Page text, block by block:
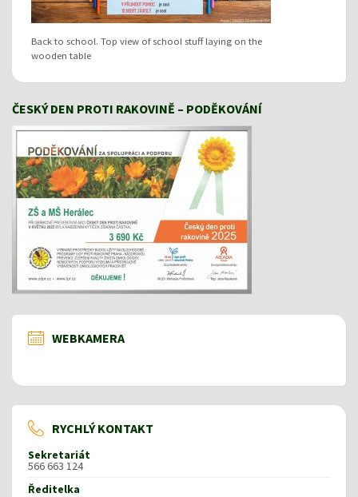
Back to school. Top view of school stuff laying on the
wooden table
ČESKÝ DEN PROTI RAKOVINĚ – PODĚKOVÁNÍ
WEBKAMERA
RYCHLÝ KONTAKT
Sekretariát
566 663 124
Ředitelka